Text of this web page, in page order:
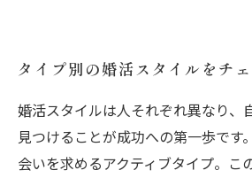
タイプ別の婚活スタイルをチ
婚活スタイルは人それぞれ異なり、
見つけることが成功への第一歩です
会いを求めるアクティブタイプ。こ